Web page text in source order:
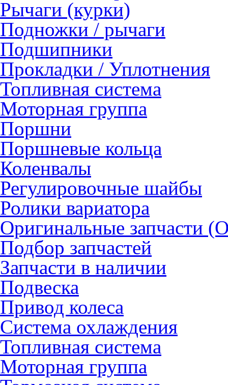
Рычаги (курки)
Подножки / рычаги
Подшипники
Прокладки / Уплотнения
Топливная система
Моторная группа
Поршни
Поршневые кольца
Коленвалы
Регулировочные шайбы
Ролики вариатора
Оригинальные запчасти
Подбор запчастей
Запчасти в наличии
Подвеска
Привод колеса
Система охлаждения
Топливная система
Моторная группа